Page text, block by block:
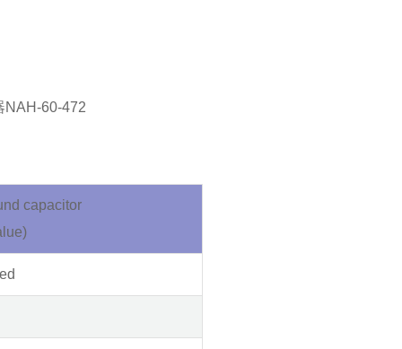
capacitor